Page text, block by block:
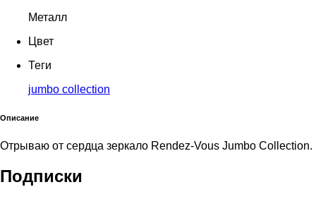
Металл
Цвет
Теги
jumbo collection
Описание
Отрываю от сердца зеркало Rendez-Vous Jumbo Collection.
Подписки